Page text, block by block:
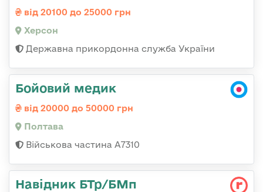
від 20100 до 25000 грн
Херсон
Державна прикордонна служба України
Бойовий медик
від 20000 до 50000 грн
Полтава
Військова частина A7310
Навідник БТр/БМп